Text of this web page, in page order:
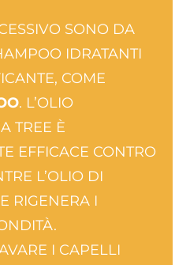
SONO DA
IDRATANTI
COME
. L’OLIO
TREE È
EFFICACE CONTRO
L’OLIO DI
RIGENERA I
I CAPELLI